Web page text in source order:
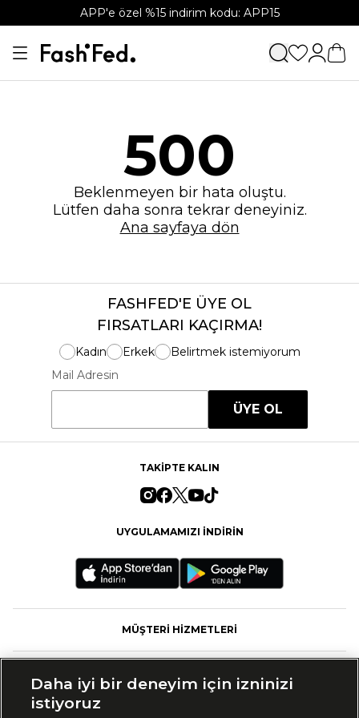
APP'e özel %15 indirim kodu: APP15
500
Beklenmeyen bir hata oluştu.
Lütfen daha sonra tekrar deneyiniz.
Ana sayfaya dön
FASHFED'E ÜYE OL
FIRSATLARI KAÇIRMA!
Kadın Erkek
Belirtmek istemiyorum
Mail Adresin
ÜYE OL
TAKİPTE KALIN
UYGULAMAMIZI İNDİRİN
MÜŞTERİ HİZMETLERİ
Daha iyi bir deneyim için izninizi
istiyoruz